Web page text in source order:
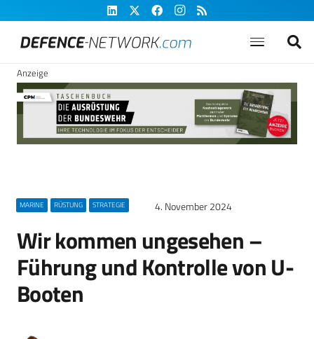
Anzeige
MARINE RÜSTUNG STRATEGIE 4. November 2024
Wir kommen ungesehen –
Führung und Kontrolle von U-
Booten